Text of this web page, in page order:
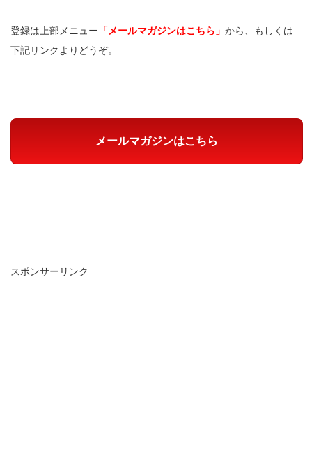
登録は上部メニュー 「メールマガジンはこちら」 から、もしくは
下記リンクよりどうぞ。
メールマガジンはこちら
スポンサーリンク